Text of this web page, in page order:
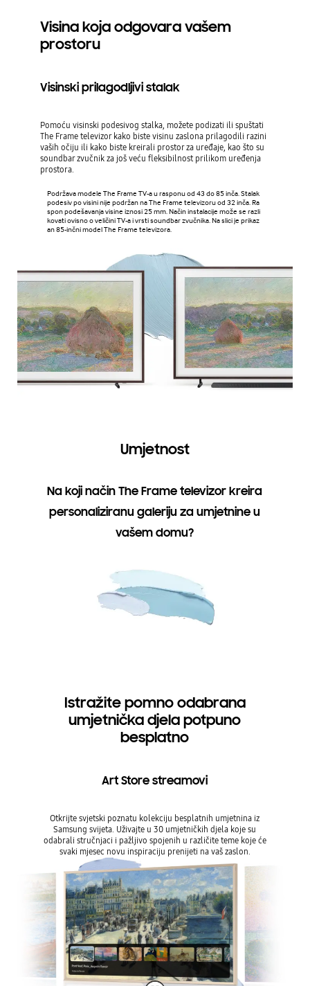
Visina koja odgovara vašem
prostoru
Visinski prilagodljivi stalak
Pomoću visinski podesivog stalka, možete podizati ili spuštati
The Frame televizor kako biste visinu zaslona prilagodili razini
vaših očiju ili kako biste kreirali prostor za uređaje, kao što su
soundbar zvučnik za još veću fleksibilnost prilikom uređenja
prostora.
Podržava modele The Frame TV-a u rasponu od 43 do 85 inča. Stalak
podesiv po visini nije podržan na The Frame televizoru od 32 inča. Ra
spon podešavanja visine iznosi 25 mm. Način instalacije može se razli
kovati ovisno o veličini TV-a i vrsti soundbar zvučnika. Na slici je prikaz
an 85-inčni model The Frame televizora.
Umjetnost
Na koji način The Frame televizor kreira
personaliziranu galeriju za umjetnine u
vašem domu?
Istražite pomno odabrana
umjetnička djela potpuno
besplatno
Art Store streamovi
Otkrijte svjetski poznatu kolekciju besplatnih umjetnina iz
Samsung svijeta. Uživajte u 30 umjetničkih djela koje su
odabrali stručnjaci i pažljivo spojenih u različite teme koje će
svaki mjesec novu inspiraciju prenijeti na vaš zaslon.